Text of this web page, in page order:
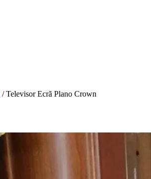
/Televisor Ecrã Plano Crown